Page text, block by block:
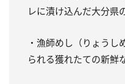
レに漬け込んだ大分県
・漁師めし（りょうし
られる獲れたての新鮮